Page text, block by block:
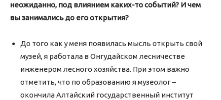
неожиданно, под влиянием каких-то событий? И чем
вы занимались до его открытия?
До того как у меня появилась мысль открыть свой
музей, я работала в Онгудайском лесничестве
инженером лесного хозяйства. При этом важно
отметить, что по образованию я музеолог –
окончила Алтайский государственный институт